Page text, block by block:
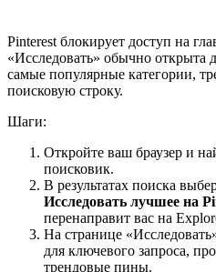
Pinterest блокирует доступ на
«Исследовать» обычно открыта
самые популярные категории,
поисковую строку.
Шаги:
Откройте ваш браузер и
поисковик.
В результатах поиска
Исследовать лучшее на
перенаправит вас на
На странице
для ключевого запроса,
трендовые пины.